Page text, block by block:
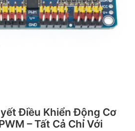
Điều Khiển Động Cơ
– Tất Cả Chỉ Với